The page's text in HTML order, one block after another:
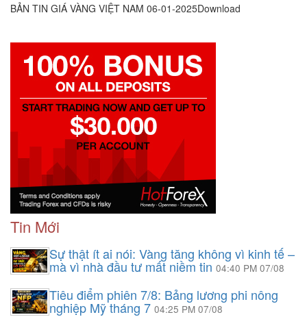
BẢN TIN GIÁ VÀNG VIỆT NAM 06-01-2025Download
Tin Mới
Sự thật ít ai nói: Vàng tăng không vì kinh tế –
mà vì nhà đầu tư mất niềm tin 04:40 PM 07/08
Tiêu điểm phiên 7/8: Bảng lương phi nông
nghiệp Mỹ tháng 7 04:25 PM 07/08